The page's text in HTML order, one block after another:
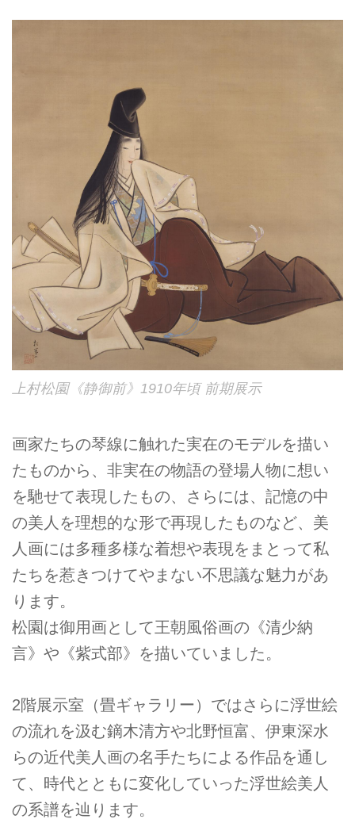
上村松園《静御前》1910年頃 前期展示
画家たちの琴線に触れた実在のモデルを描い
たものから、非実在の物語の登場人物に想い
を馳せて表現したもの、さらには、記憶の中
の美人を理想的な形で再現したものなど、美
人画には多種多様な着想や表現をまとって私
たちを惹きつけてやまない不思議な魅力があ
ります。
松園は御用画として王朝風俗画の《清少納
言》や《紫式部》を描いていました。
2階展示室（畳ギャラリー）ではさらに浮世絵
の流れを汲む鏑木清方や北野恒富、伊東深水
らの近代美人画の名手たちによる作品を通し
て、時代とともに変化していった浮世絵美人
の系譜を辿ります。